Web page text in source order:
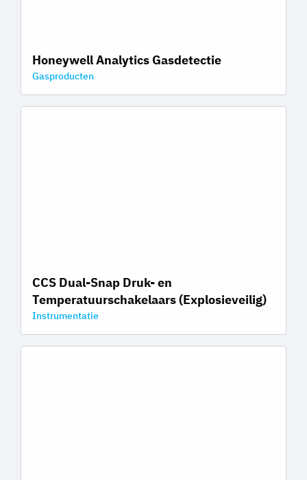
Honeywell Analytics Gasdetectie
Gasproducten
CCS Dual-Snap Druk- en
Temperatuurschakelaars (Explosieveilig)
Instrumentatie